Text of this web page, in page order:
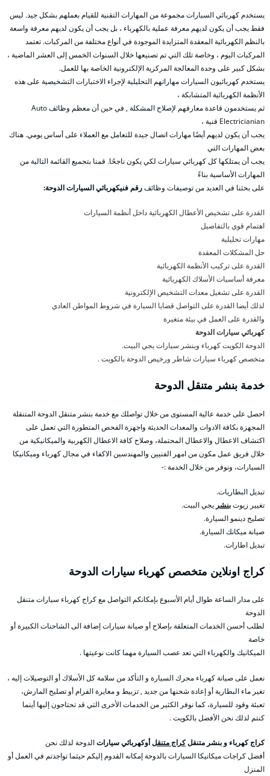
يستخدم كهربائي السيارات مجموعة من المهارات التقنية للقيام بعملهم بشكل جيد. ليس
فقط يجب أن يكون لديهم معرفة عملية بالكهرباء ، بل يجب أن يكون لديهم معرفة واسعة
بالنظم الكهربائية المعقدة المتزايدة الموجودة في أنواع مختلفة من المركبات. تعتمد
المركبات اليوم ، وخاصة تلك التي تم تصنيعها خلال السنوات الخمس إلى العشر الماضية ،
بشكل كبير على وحدة المعالجة المركزية الإلكترونية الخاصة بها للعمل.
يستخدم كهربائيون السيارات مهاراتهم التحليلية لإجراء الاختبارات التشخيصية على هذه
الأنظمة الكهربائية المتشابكة ،
ثم يستخدمون قاعدة معارفهم لإصلاح المشكلة , في حين أن معظم وظائف Auto
Electricianian فنية ،
يجب أن يكون لديهم أيضًا مهارات اتصال جيدة للتعامل مع العملاء على أساس يومي. هناك
بعض المهارات التي
يجب أن يمتلكها كل كهربائي سيارات لكي يكون ناجحًا. قمنا بتجميع القائمة التالية من
المهارات الأساسية بناءً
على بحثنا في العديد من توصيفات وظائفرقم فنيكهربائي السيارات الدوحة:
القدرة على تشخيص الأعطال الكهربائية داخل أنظمة السيارات
اهتمام قوي بالتفاصيل
مهارات تحليلية
حل المشكلات المعقدة
القدرة على تركيب الأنظمة الكهربائية
معرفة أساسيات الأسلاك الكهربائية
القدرة على تشغيل معدات التشخيص الإلكترونية
لذلك أيضا القدرة على التواصل قضايا السيارة في شروط المواطن العادي
والقدرة على العمل في بيئة متغيرة
كهربائي سيارات الدوحة
الدوحة الكويت كهرباء وبنشر سيارات يجي البيت.
متخصص كهرباء سيارات شاطر ورخيص الدوحة بالكويت .
خدمة بنشر متنقل الدوحة
احصل على خدمة عالية المستوى من خلال تواصلك مع خدمة بنشر متنقل الدوحة المتنقلة
المجهزة بكافة الادوات والمعدات الحديثة واجهزة الفحص المتطورة التي تعمل على
اكتشاف الاعطال والاعطال المحتملة، وصلاح كافة الاعطال الكهربية والميكانيكية من
خلال فريق عمل مكون من امهر الفنيين والمهندسين الاكفاء في مجال كهرباء وميكانيكا
السيارات، ونوفر من خلال الخدمة :-
تبديل البطاريات.
تغيير زيوتبنشر يجي البيت.
تصليح دينمو السيارة.
صيانة ميكانك السيارة.
تبديل اطارات.
كراج اونلاين متخصص كهرباء سيارات الدوحة
على مدار الساعة طوال أيام الأسبوع بإمكانكم التواصل مع كراج كهرباء سيارات متنقل
الدوحة
لطلب أحسن الخدمات المتعلقة بإصلاح أو صيانة سيارات إضافة الى الشاحنات الكبيرة أو
خاصة
الميكانيك والكهرباء التي تعد عصب السيارة مهما كانت نوعيتها .
نعمل على صيانة كهرباء محرك السيارة و التأكد من سلامة كل الأسلاك أو التوصيلات إليه ،
تغير ماء البطارية أو إعادة شحنها من جديد , تزبيط و معايرة الفرام أو تصليح المارش،
تعبئة وقود للسيارة، كما نوفر الكثير من الخدمات الأخرى التي قد تحتاجون إليها أينما
كنتم لذلك نحن الأفضل بالكويت .
كراج كهرباء و بنشر متنقلكراج متنقلأوكهربائي سياراتالدوحة لذلك نحن
أفضل كراجات ميكانيكا السيارات بالدوحة إمكانه القدوم إليكم حيثما تواجدتم في العمل أو
المنزل